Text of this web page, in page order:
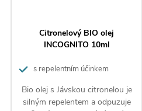
Citronelový BIO olej
INCOGNITO 10ml
s repelentním účinkem
Bio olej s Jávskou citronelou je
silným repelentem a odpuzuje